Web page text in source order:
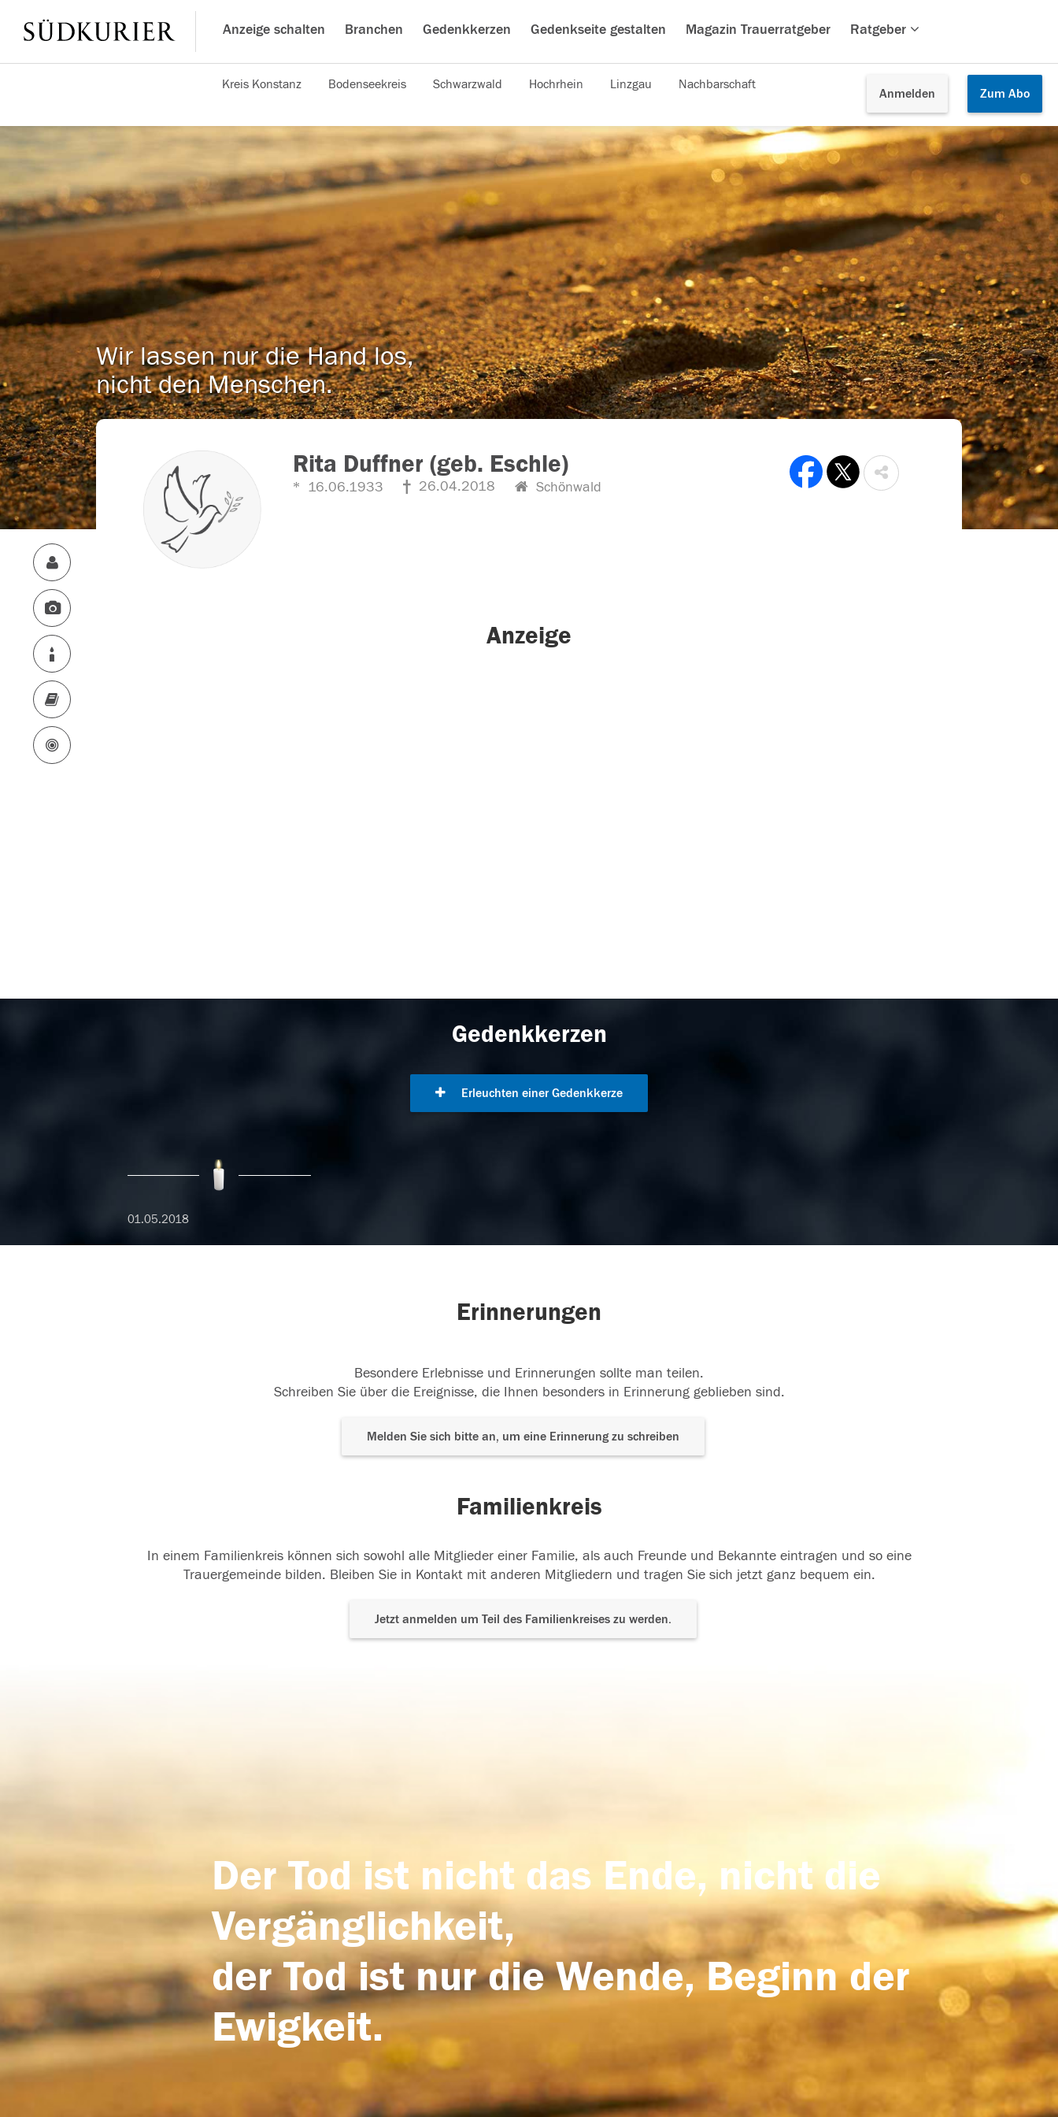
Anzeige schalten Branchen Gedenkkerzen Gedenkseite gestalten Magazin Trauerratgeber Ratgeber
Anmelden Zum Abo
Kreis Konstanz Bodenseekreis Schwarzwald Hochrhein Linzgau Nachbarschaft
Wir lassen nur die Hand los,
nicht den Menschen.
Rita Duffner (geb. Eschle)
16.06.1933 26.04.2018 Schönwald
Anzeige
Gedenkkerzen
Erleuchten einer Gedenkkerze
01.05.2018
Erinnerungen
Besondere Erlebnisse und Erinnerungen sollte man teilen.
Schreiben Sie über die Ereignisse, die Ihnen besonders in Erinnerung geblieben sind.
Melden Sie sich bitte an, um eine Erinnerung zu schreiben
Familienkreis
In einem Familienkreis können sich sowohl alle Mitglieder einer Familie, als auch Freunde und Bekannte eintragen und so eine
Trauergemeinde bilden. Bleiben Sie in Kontakt mit anderen Mitgliedern und tragen Sie sich jetzt ganz bequem ein.
Jetzt anmelden um Teil des Familienkreises zu werden.
Der Tod ist nicht das Ende, nicht die
Vergänglichkeit,
der Tod ist nur die Wende, Beginn der
Ewigkeit.